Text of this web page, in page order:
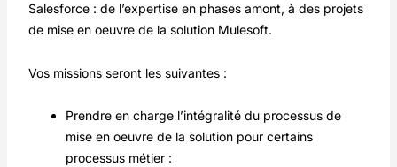
Salesforce : de l’expertise en phases amont, à des projets
de mise en oeuvre de la solution Mulesoft.
Vos missions seront les suivantes :
Prendre en charge l’intégralité du processus de
mise en oeuvre de la solution pour certains
processus métier :